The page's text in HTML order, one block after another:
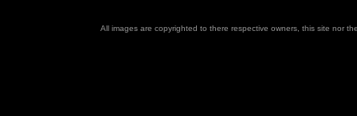
All images are copyrighted to there respective owners, this site nor